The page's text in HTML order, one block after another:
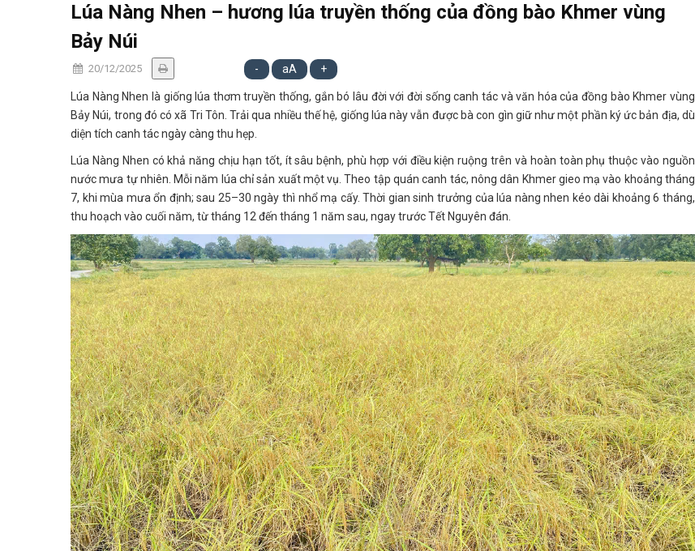
Lúa Nàng Nhen – hương lúa truyền thống của đồng bào Khmer vùng
Bảy Núi
20/12/2025 - aA +
Lúa Nàng Nhen là giống lúa thơm truyền thống, gắn bó lâu đời với đời sống canh tác và văn hóa của đồng bào Khmer vùng
Bảy Núi, trong đó có xã Tri Tôn. Trải qua nhiều thế hệ, giống lúa này vẫn được bà con gìn giữ như một phần ký ức bản địa, dù
diện tích canh tác ngày càng thu hẹp.
Lúa Nàng Nhen có khả năng chịu hạn tốt, ít sâu bệnh, phù hợp với điều kiện ruộng trên và hoàn toàn phụ thuộc vào nguồn
nước mưa tự nhiên. Mỗi năm lúa chỉ sản xuất một vụ. Theo tập quán canh tác, nông dân Khmer gieo mạ vào khoảng tháng
7, khi mùa mưa ổn định; sau 25–30 ngày thì nhổ mạ cấy. Thời gian sinh trưởng của lúa nàng nhen kéo dài khoảng 6 tháng,
thu hoạch vào cuối năm, từ tháng 12 đến tháng 1 năm sau, ngay trước Tết Nguyên đán.